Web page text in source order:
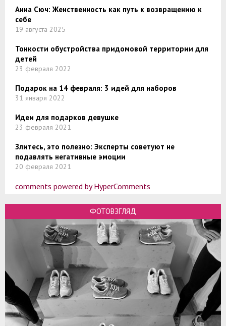
Анна Сюч: Женственность как путь к возвращению к
себе
19 августа 2025
Тонкости обустройства придомовой территории для
детей
23 февраля 2022
Подарок на 14 февраля: 3 идей для наборов
31 января 2022
Идеи для подарков девушке
23 февраля 2021
Злитесь, это полезно: Эксперты советуют не
подавлять негативные эмоции
20 февраля 2021
comments powered by HyperComments
ФОТОВЗГЛЯД